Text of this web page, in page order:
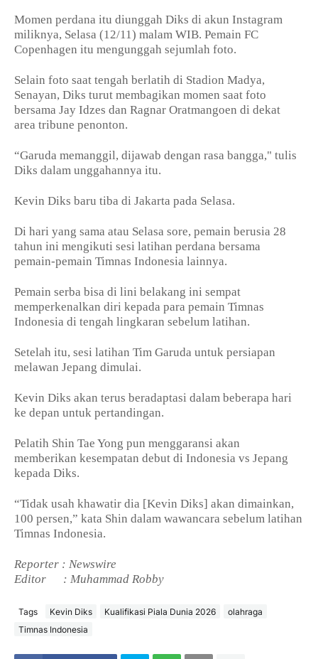
Momen perdana itu diunggah Diks di akun Instagram
miliknya, Selasa (12/11) malam WIB. Pemain FC
Copenhagen itu mengunggah sejumlah foto.
Selain foto saat tengah berlatih di Stadion Madya,
Senayan, Diks turut membagikan momen saat foto
bersama Jay Idzes dan Ragnar Oratmangoen di dekat
area tribune penonton.
“Garuda memanggil, dijawab dengan rasa bangga," tulis
Diks dalam unggahannya itu.
Kevin Diks baru tiba di Jakarta pada Selasa.
Di hari yang sama atau Selasa sore, pemain berusia 28
tahun ini mengikuti sesi latihan perdana bersama
pemain-pemain Timnas Indonesia lainnya.
Pemain serba bisa di lini belakang ini sempat
memperkenalkan diri kepada para pemain Timnas
Indonesia di tengah lingkaran sebelum latihan.
Setelah itu, sesi latihan Tim Garuda untuk persiapan
melawan Jepang dimulai.
Kevin Diks akan terus beradaptasi dalam beberapa hari
ke depan untuk pertandingan.
Pelatih Shin Tae Yong pun menggaransi akan
memberikan kesempatan debut di Indonesia vs Jepang
kepada Diks.
“Tidak usah khawatir dia [Kevin Diks] akan dimainkan,
100 persen,” kata Shin dalam wawancara sebelum latihan
Timnas Indonesia.
Reporter : Newswire
Editor
: Muhammad Robby
Tags Kevin Diks Kualifikasi Piala Dunia 2026
olahraga
Timnas Indonesia